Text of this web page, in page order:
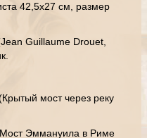
42,5х27 см, размер
Guillaume Drouet,
мост через реку
Эммануила в Риме